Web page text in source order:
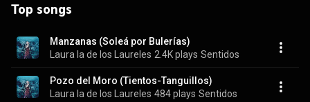
Top songs
Manzanas (Soleá por Bulerías)
Laura la de los Laureles 2.4K plays Sentidos
Pozo del Moro (Tientos-Tanguillos)
Laura la de los Laureles 484 plays Sentidos